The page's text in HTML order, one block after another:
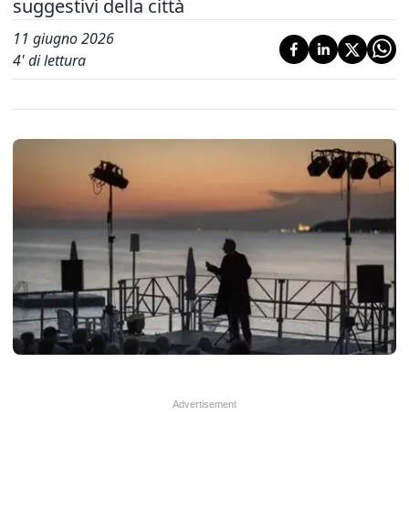
suggestivi della città
11 giugno 2026
4' di lettura